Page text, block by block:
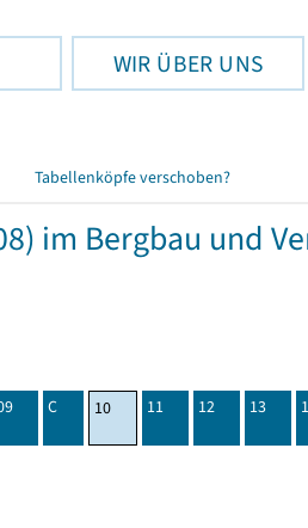
WIR ÜBER UNS
Tabellenköpfe verschoben?
im Bergbau und
C 10 11 12 13